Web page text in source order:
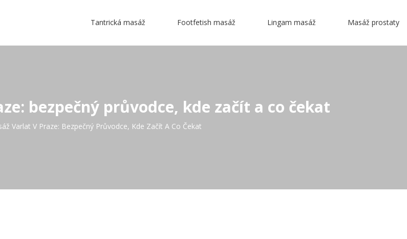
Tantrická masáž Footfetish masáž Lingam masáž Masáž prostaty
bezpečný průvodce, kde začít a co čekat
Varlat V Praze: Bezpečný Průvodce, Kde Začít A Co Čekat